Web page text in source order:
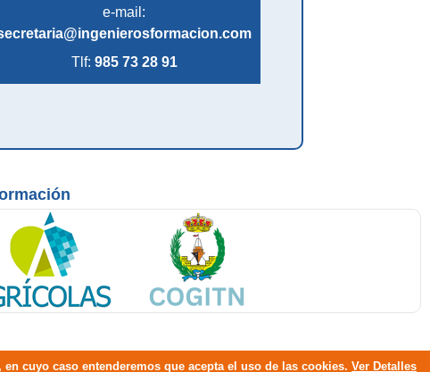
cuyo caso entenderemos que acepta el uso de las cookies. Ver Detalles
e-mail:
Tlf: 985 73 28 91